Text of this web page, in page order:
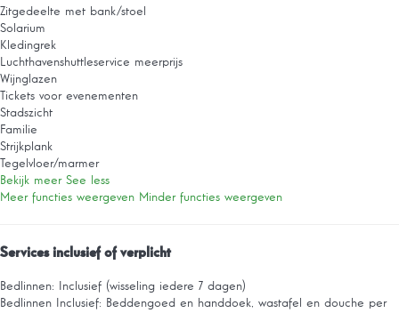
Zitgedeelte met bank/stoel
Solarium
Kledingrek
Luchthavenshuttleservice meerprijs
Wijnglazen
Tickets voor evenementen
Stadszicht
Familie
Strijkplank
Tegelvloer/marmer
Bekijk meer See less
Meer functies weergeven Minder functies weergeven
Services inclusief of verplicht
Bedlinnen: Inclusief (wisseling iedere 7 dagen)
Bedlinnen
Inclusief: Beddengoed en handdoek, wastafel en douche per